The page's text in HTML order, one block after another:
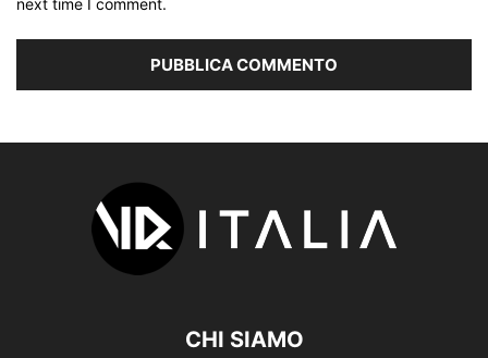
next time I comment.
CHI SIAMO